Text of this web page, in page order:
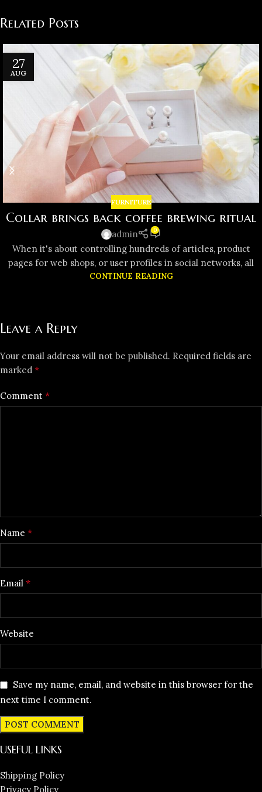
Related Posts
27
AUG
FURNITURE
Collar brings back coffee brewing ritual
admin 0
When it's about controlling hundreds of articles, product
pages for web shops, or user profiles in social networks, all
CONTINUE READING
Leave a Reply
Your email address will not be published. Required fields are
marked *
Comment *
Name *
Email *
Website
Save my name, email, and website in this browser for the
next time I comment.
USEFUL LINKS
Shipping Policy
Privacy Policy